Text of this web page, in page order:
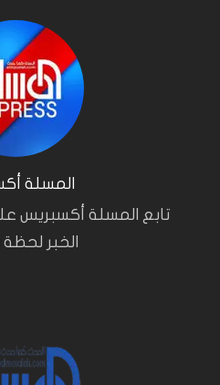
المسلة
تابع المسلة أكسبريس
الخبر